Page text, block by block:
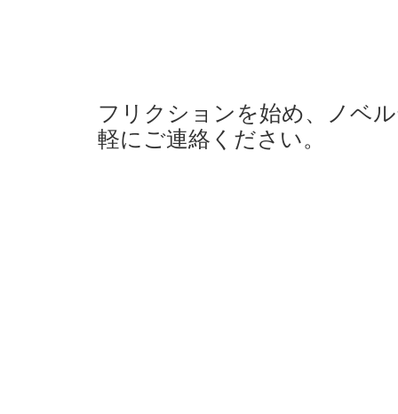
フリクションを始め、ノベ
軽にご連絡ください。